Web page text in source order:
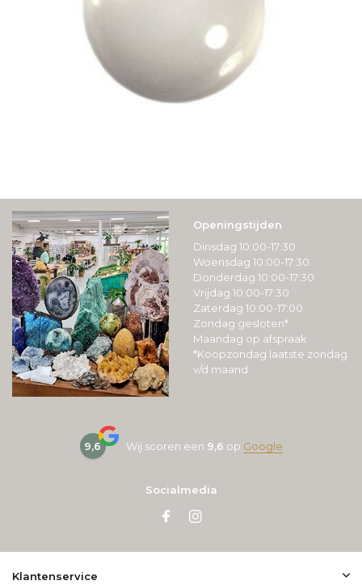
Openingstijden
Dinsdag 10:00-17:30
Woensdag 10:00-17:30
Donderdag 10:00-17:30
Vrijdag 10:00-17:30
Zaterdag 10:00-17:00
Zondag gesloten*
Maandag op afspraak
*Koopzondag laatste zondag
v/d maand
9,6 Wij scoren een 9,6 op Google
Socialmedia
Klantenservice